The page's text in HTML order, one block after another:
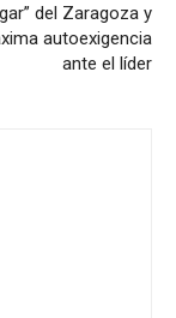
del Zaragoza y
autoexigencia
ante el líder